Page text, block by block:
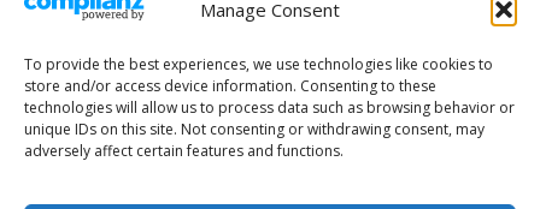
Manage Consent
To provide the best experiences, we use technologies like cookies to
store and/or access device information. Consenting to these
technologies will allow us to process data such as browsing behavior or
unique IDs on this site. Not consenting or withdrawing consent, may
adversely affect certain features and functions.
Entrevista
Series
ENCUENTROS CON IVÁN URIEL T3E22: JUAN PATRICIO
RIVEROLL
Filmakersmovie 5 mayo, 2026